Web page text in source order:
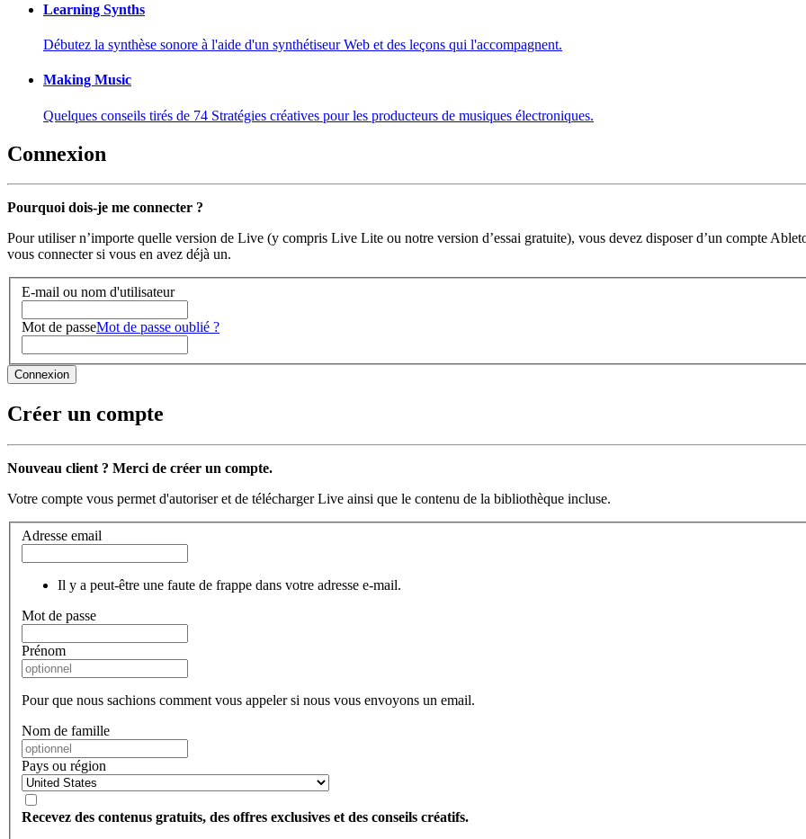
Learning Synths
Débutez la synthèse sonore à l'aide d'un synthétiseur Web et des leçons qui l'accompagnent.
Making Music
Quelques conseils tirés de 74 Stratégies créatives pour les producteurs de musiques électroniques.
Connexion
Pourquoi dois-je me connecter ?
Pour utiliser n’importe quelle version de Live (y compris Live Lite ou notre version d’essai gratuite), vous devez disposer d’un compte
vous connecter si vous en avez déjà un.
E-mail ou nom d'utilisateur
Mot de passeMot de passe oublié ?
Créer un compte
Nouveau client ? Merci de créer un compte.
Votre compte vous permet d'autoriser et de télécharger Live ainsi que le contenu de la bibliothèque incluse.
Adresse email
Il y a peut-être une faute de frappe dans votre adresse e-mail.
Mot de passe
Prénom
Pour que nous sachions comment vous appeler si nous vous envoyons un email.
Nom de famille
Pays ou région
Recevez des contenus gratuits, des offres exclusives et des conseils créatifs.